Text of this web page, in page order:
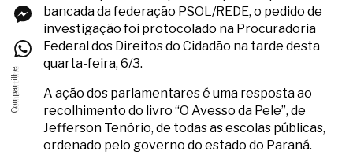
bancada da federação PSOL/REDE, o pedido de
investigação foi protocolado na Procuradoria
Federal dos Direitos do Cidadão na tarde desta
quarta-feira, 6/3.
A ação dos parlamentares é uma resposta ao
recolhimento do livro “O Avesso da Pele”, de
Jefferson Tenório, de todas as escolas públicas,
ordenado pelo governo do estado do Paraná.